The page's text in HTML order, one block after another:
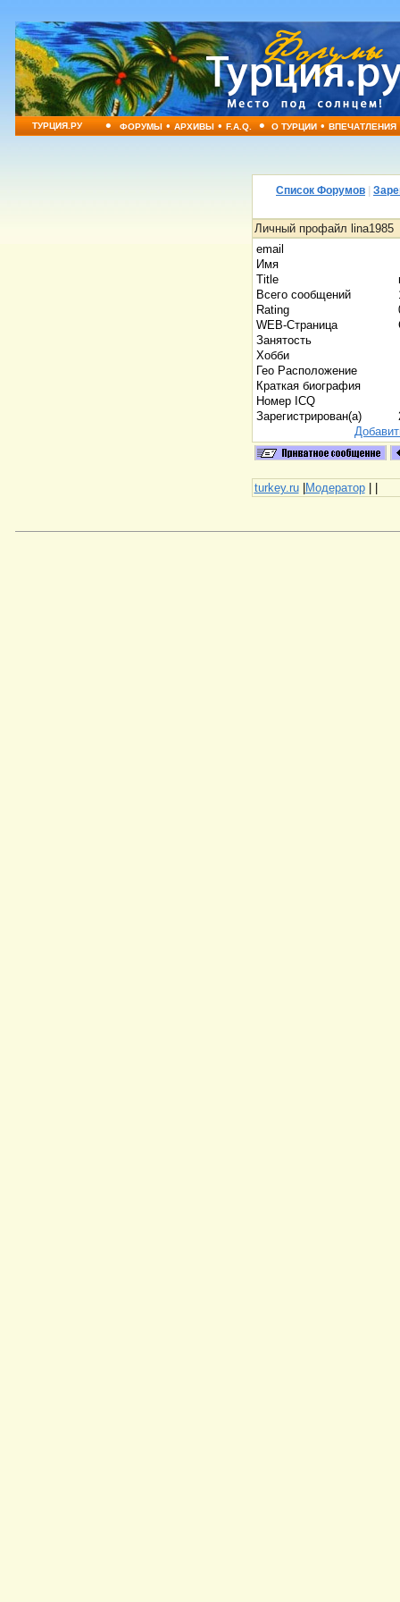
ТУРЦИЯ.РУ • ФОРУМЫ•АРХИВЫ•F.A.Q. • О ТУРЦИИ•ВПЕЧАТЛЕНИЯ
Список Форумов
Личный профайл lina1985
email
Имя
Title
Всего сообщений
Rating
WEB-Страница
Занятость
Хобби
Гео Расположение
Краткая биография
Номер ICQ
Зарегистрирован(а)
turkey.ru|Модератор| |